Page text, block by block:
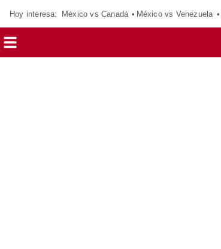
Hoy interesa: México vs Canadá México vs Venezuela